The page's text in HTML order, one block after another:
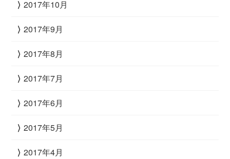
2017年10月
2017年9月
2017年8月
2017年7月
2017年6月
2017年5月
2017年4月